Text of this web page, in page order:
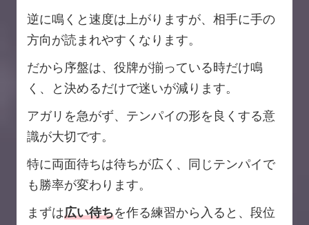
逆に鳴くと速度は上がりますが、相手に手の
方向が読まれやすくなります。
だから序盤は、役牌が揃っている時だけ鳴
く、と決めるだけで迷いが減ります。
アガリを急がず、テンパイの形を良くする意
識が大切です。
特に両面待ちは待ちが広く、同じテンパイで
も勝率が変わります。
まずは広い待ちを作る練習から入ると、段位